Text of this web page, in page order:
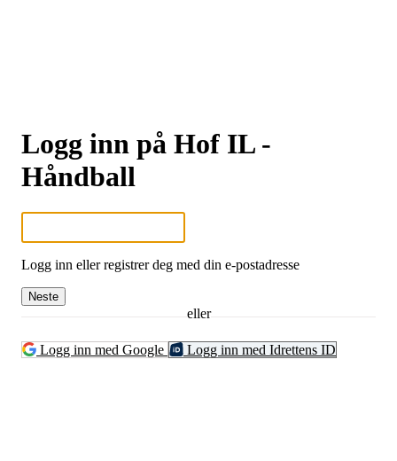
Logg inn på Hof IL -
Håndball
Logg inn eller registrer deg med din e-postadresse
Neste
eller
Logg inn med Google Logg inn med Idrettens ID